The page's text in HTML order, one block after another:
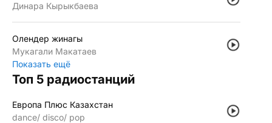
Динара Кырыкбаева
Олендер жинагы
Мукагали Макатаев
Показать ещё
Топ 5 радиостанций
Европа Плюс Казахстан
dance disco pop